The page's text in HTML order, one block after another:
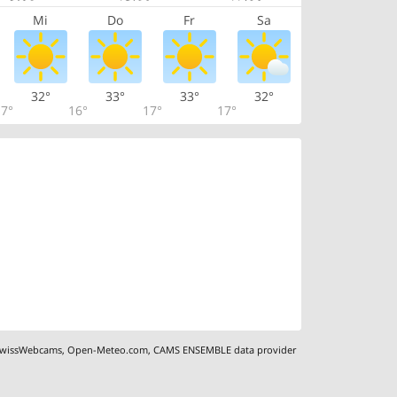
Mi Do Fr Sa
32°
16°
33°
17°
33°
17°
32°
,Open-Meteo.com,CAMS ENSEMBLE data provider